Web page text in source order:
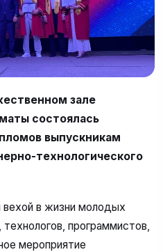
зале
состоялась
выпускникам
технологического
в жизни молодых
программистов,
мероприятие